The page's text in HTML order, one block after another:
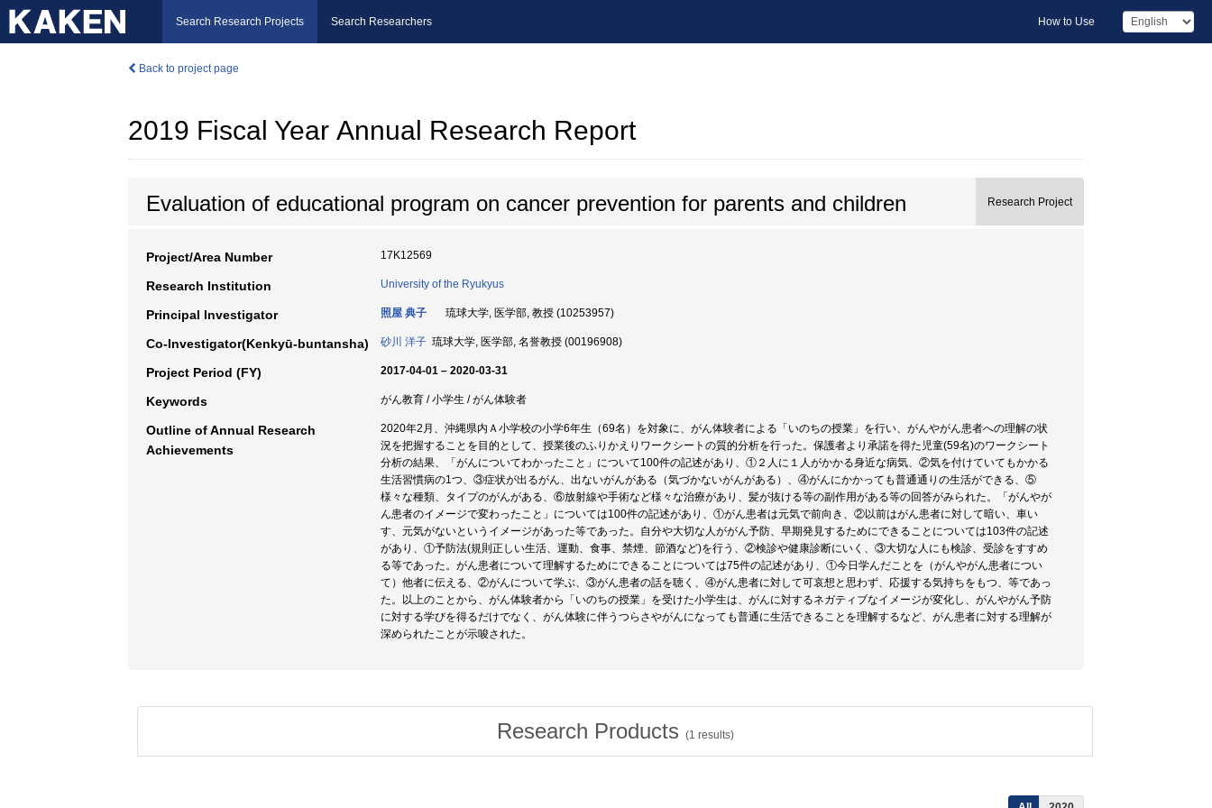
Search Research Projects Search Researchers How to Use
Back to project page
2019 Fiscal Year Annual Research Report
Evaluation of educational program on cancer prevention for parents and children Research Project
Project/Area Number 17K12569
Research Institution University of the Ryukyus
Principal Investigator 照屋 典子 琉球大学, 医学部, 教授 (10253957)
Co-Investigator(Kenkyū-buntansha) 砂川 洋子 琉球大学, 医学部, 名誉教授 (00196908)
Project Period (FY) 2017-04-01 – 2020-03-31
Keywords がん教育 / 小学生 / がん体験者
Outline of Annual Research
Achievements
2020年2月、沖縄県内Ａ小学校の小学6年生（69名）を対象に、がん体験者による「いのちの授業」を行い、がんやがん患者への理解の状
況を把握することを目的として、授業後のふりかえりワークシートの質的分析を行った。保護者より承諾を得た児童(59名)のワークシート
分析の結果、「がんについてわかったこと」について100件の記述があり、①２人に１人がかかる身近な病気、②気を付けていてもかかる
生活習慣病の1つ、③症状が出るがん、出ないがんがある（気づかないがんがある）、④がんにかかっても普通通りの生活ができる、⑤
様々な種類、タイプのがんがある、⑥放射線や手術など様々な治療があり、髪が抜ける等の副作用がある等の回答がみられた。「がんやが
ん患者のイメージで変わったこと」については100件の記述があり、①がん患者は元気で前向き、②以前はがん患者に対して暗い、車い
す、元気がないというイメージがあった等であった。自分や大切な人ががん予防、早期発見するためにできることについては103件の記述
があり、①予防法(規則正しい生活、運動、食事、禁煙、節酒など)を行う、②検診や健康診断にいく、③大切な人にも検診、受診をすすめ
る等であった。がん患者について理解するためにできることについては75件の記述があり、①今日学んだことを（がんやがん患者につい
て）他者に伝える、②がんについて学ぶ、③がん患者の話を聴く、④がん患者に対して可哀想と思わず、応援する気持ちをもつ、等であっ
た。以上のことから、がん体験者から「いのちの授業」を受けた小学生は、がんに対するネガティブなイメージが変化し、がんやがん予防
に対する学びを得るだけでなく、がん体験に伴うつらさやがんになっても普通に生活できることを理解するなど、がん患者に対する理解が
深められたことが示唆された。
Research Products (1 results)